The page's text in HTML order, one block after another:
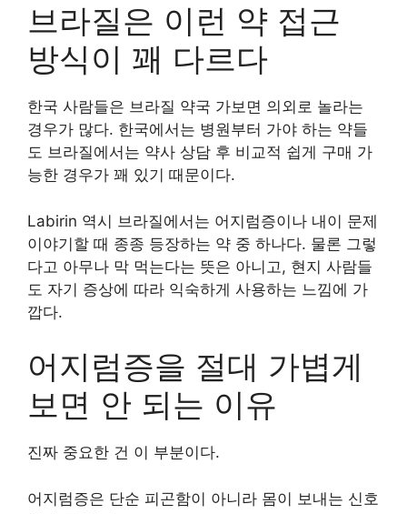
브라질은 이런 약 접근
방식이 꽤 다르다
한국 사람들은 브라질 약국 가보면 의외로 놀라는
경우가 많다. 한국에서는 병원부터 가야 하는 약들
도 브라질에서는 약사 상담 후 비교적 쉽게 구매 가
능한 경우가 꽤 있기 때문이다.
Labirin 역시 브라질에서는 어지럼증이나 내이 문제
이야기할 때 종종 등장하는 약 중 하나다. 물론 그렇
다고 아무나 막 먹는다는 뜻은 아니고, 현지 사람들
도 자기 증상에 따라 익숙하게 사용하는 느낌에 가
깝다.
어지럼증을 절대 가볍게
보면 안 되는 이유
진짜 중요한 건 이 부분이다.
어지럼증은 단순 피곤함이 아니라 몸이 보내는 신호